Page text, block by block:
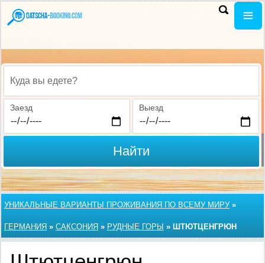
Куда вы едете?
Заезд Выезд
Найти
УНИКАЛЬНЫЕ ВАРИАНТЫ ПРОЖИВАНИЯ ПО ВСЕМУ МИРУ»
ГЕРМАНИЯ » САКСОНИЯ » РУДНЫЕ ГОРЫ » ШТЮТЦЕНГРЮН